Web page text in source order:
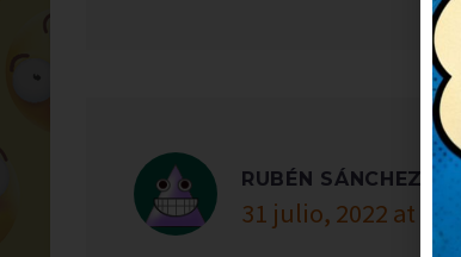
RUBÉN SÁNCHEZ
31 julio, 2022 at 1:38